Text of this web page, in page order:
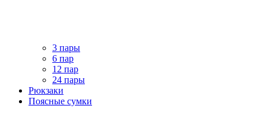
3 пары
6 пар
12 пар
24 пары
Рюкзаки
Поясные сумки